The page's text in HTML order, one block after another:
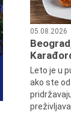
05.08.2026
Leto je u
ako ste